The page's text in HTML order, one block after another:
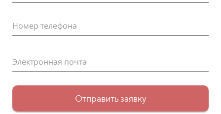
Номер телефона
Электронная почта
Отправить заявку